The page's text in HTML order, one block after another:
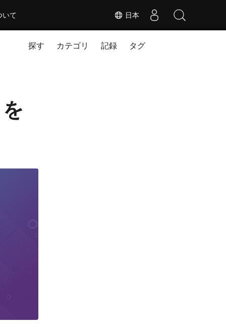
日本
いて
探す カテゴリ 記録 タグ